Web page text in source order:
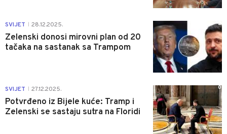
SVIJET 28.12.2025.
Zelenski donosi mirovni plan od 20
tačaka na sastanak sa Trampom
2
SVIJET 27.12.2025.
Potvrđeno iz Bijele kuće: Tramp i
Zelenski se sastaju sutra na Floridi
0